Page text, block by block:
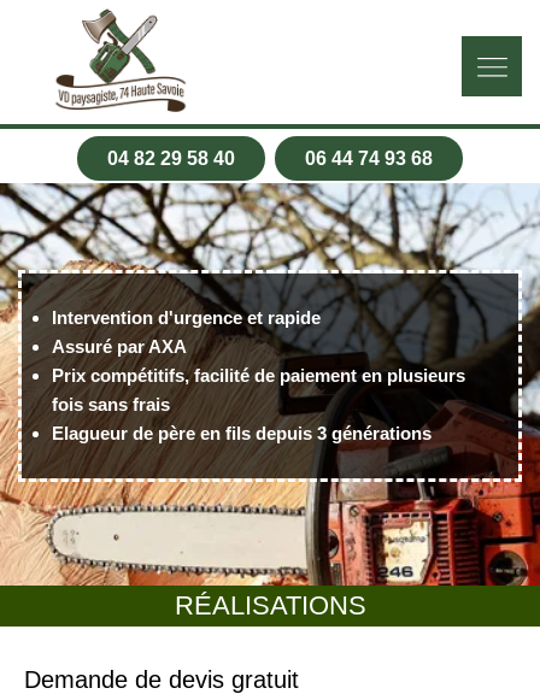
04 82 29 58 40 06 44 74 93 68
RÉALISATIONS
Intervention d'urgence et rapide
Assuré par AXA
Prix compétitifs, facilité de paiement en plusieurs
fois sans frais
Elagueur de père en fils depuis 3 générations
Demande de devis gratuit